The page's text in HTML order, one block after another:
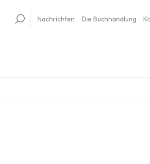
Nachrichten Die Buchhandlung